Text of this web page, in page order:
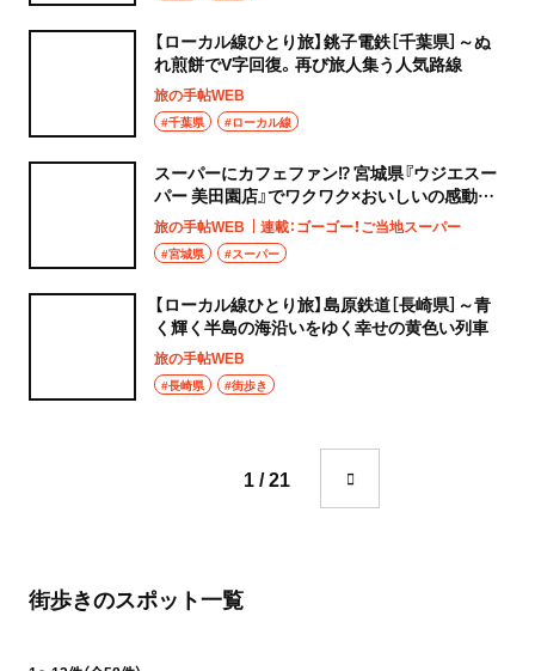
【ローカル線ひとり旅】銚子電鉄［千葉県］～ぬ
れ煎餅でV字回復。再び旅人集う人気路線
旅の手帖WEB
#千葉県 #ローカル線
スーパーにカフェファン⁉ 宮城県『ウジエスー
パー 美田園店』でワクワク×おいしいの感動体
験
旅の手帖WEB 連載：ゴーゴー！ご当地スーパー
#宮城県 #スーパー
【ローカル線ひとり旅】島原鉄道［長崎県］～青
く輝く半島の海沿いをゆく幸せの黄色い列車
旅の手帖WEB
#長崎県 #街歩き
1 / 21
街歩きのスポット一覧